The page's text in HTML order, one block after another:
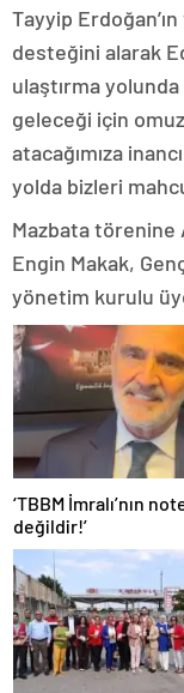
Tayyip
desteğini alarak
ulaştırma yolunda
geleceği için
atacağımıza
yolda bizleri
Mazbata törenine
Engin Makak,
yönetim kurulu
‘TBBM İmralı’nın
değildir!’